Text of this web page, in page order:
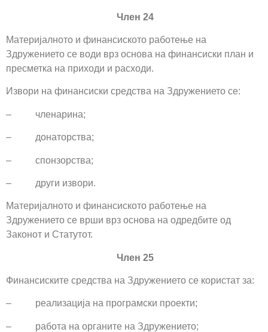
Член 24
Материјалното и финансиското работење на
Здружението се води врз основа на финансиски план и
пресметка на приходи и расходи.
Извори на финансиски средства на Здружението се:
– членарина;
– донаторства;
– спонзорства;
– други извори.
Материјалното и финансиското работење на
Здружението се врши врз основа на одредбите од
Законот и Статутот.
Член 25
Финансиските средства на Здружението се користат за:
– реализација на програмски проекти;
– работа на органите на Здружението;